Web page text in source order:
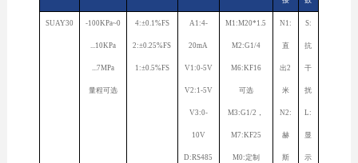
SUAY30 -100KPa~0
...10KPa
...7MPa
量程可选
4:±0.1%FS
2:±0.25%FS
1:±0.5%FS
A1:4-
20mA
V1:0-5V
V2:1-5V
V3:0-
10V
D:RS485
M1:M20*1.5
M2:G1/4
M6:KF16
可选
M3:G1/2，
M7:KF25
M0:定制
N1:
直
出2
米
N2:
赫
斯
S:
抗
干
扰
L:
显
示